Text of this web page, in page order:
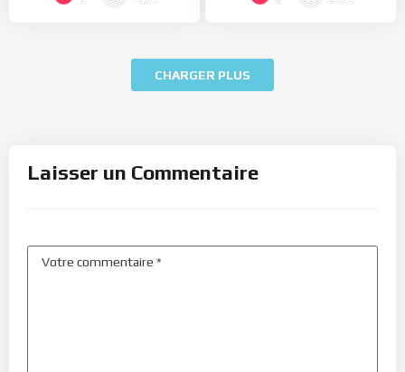
CHARGER PLUS
Laisser un Commentaire